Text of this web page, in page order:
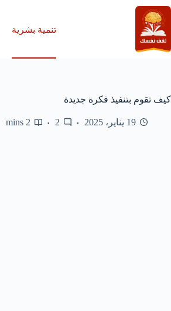
التجاوز
إلى
المحتوى
تنمية بشرية
كيف تقوم بتنفيذ فكرة جديدة
19 يناير، 2025 2
2 mins